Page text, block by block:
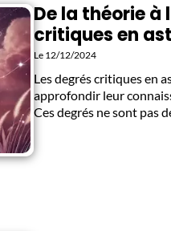
De la théorie à
critiques en
Le 12/12/2024
Les degrés critiques en
approfondir leur
Ces degrés ne sont pas